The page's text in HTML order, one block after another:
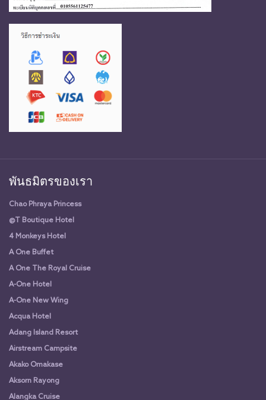
พันธมิตรของเรา
Chao Phraya Princess
@T Boutique Hotel
4 Monkeys Hotel
A One Buffet
A One The Royal Cruise
A-One Hotel
A-One New Wing
Acqua Hotel
Adang Island Resort
Airstream Campsite
Akako Omakase
Aksorn Rayong
Alangka Cruise